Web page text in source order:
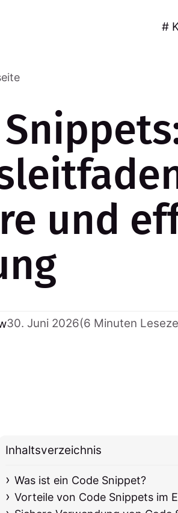
#
und
30. Juni 2026(6 Minuten
Inhaltsverzeichnis
Was ist ein Code Snippet?
Vorteile von Code Snippets im